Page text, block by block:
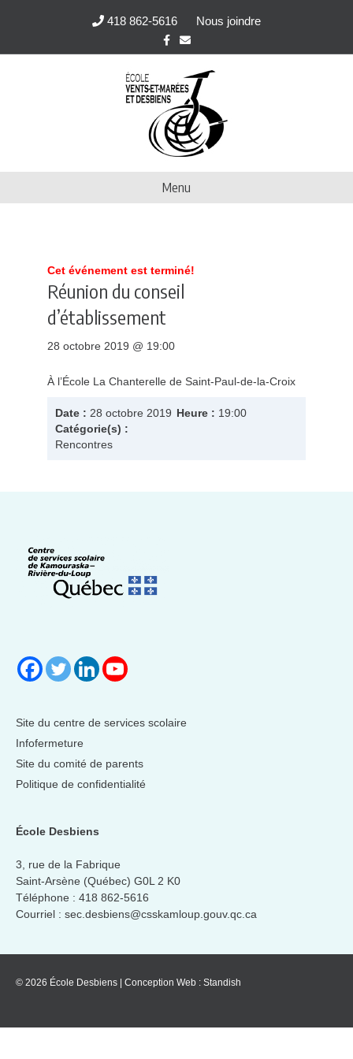
418 862-5616
Nous joindre
c
o
o
k
E
m
a
Menu
Cet événement est terminé!
Réunion du conseil
d’établissement
28 octobre 2019 @ 19:00
À l’École La Chanterelle de Saint-Paul-de-la-Croix
Date : 28 octobre 2019 Heure : 19:00
Catégorie(s) :
Rencontres
Site du centre de services scolaire
Infofermeture
Site du comité de parents
Politique de confidentialité
École Desbiens
3, rue de la Fabrique
Saint-Arsène (Québec) G0L 2 K0
Téléphone : 418 862-5616
Courriel : sec.desbiens@csskamloup.gouv.qc.ca
© 2026 École Desbiens | Conception Web : Standish